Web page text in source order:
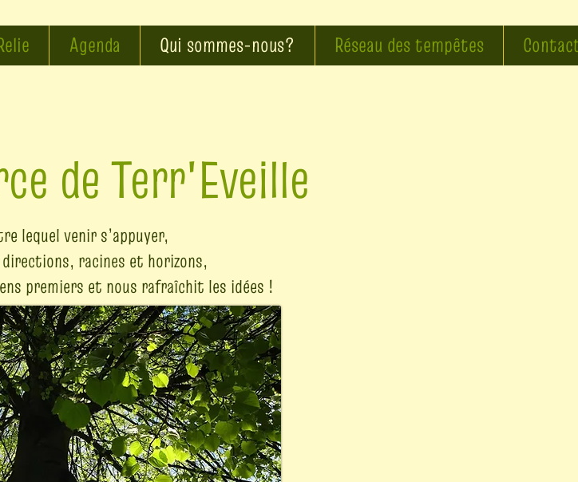
Agenda Qui sommes-nous? Réseau des tempêtes
lequel venir s’appuyer,
racines et horizons,
premiers et nous rafraîchit les idées !
de Terr'Eveille